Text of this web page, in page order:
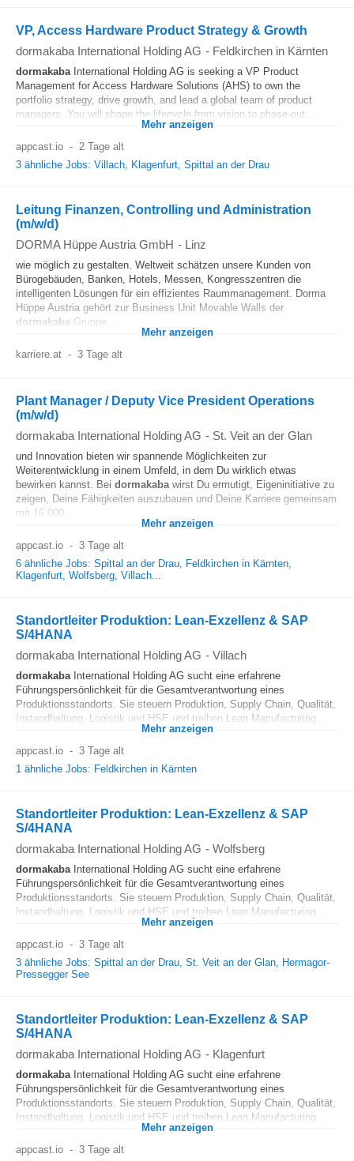
VP, Access Hardware Product Strategy & Growth
dormakaba International Holding AG - Feldkirchen in Kärnten
dormakabaInternational Holding AG is seeking a VP Product
Management for Access Hardware Solutions (AHS) to own the
portfolio strategy, drive growth, and lead a global team of product
managers. You will shape the lifecycle from vision to phase-out...
Mehr anzeigen
appcast.io - 2 Tage alt
3 ähnliche Jobs: Villach, Klagenfurt, Spittal an der Drau
Leitung Finanzen, Controlling und Administration
(m/w/d)
DORMA Hüppe Austria GmbH - Linz
wie möglich zu gestalten. Weltweit schätzen unsere Kunden von
Bürogebäuden, Banken, Hotels, Messen, Kongresszentren die
intelligenten Lösungen für ein effizientes Raummanagement. Dorma
Hüppe Austria gehört zur Business Unit Movable Walls der
dormakaba Gruppe...
Mehr anzeigen
karriere.at - 3 Tage alt
Plant Manager / Deputy Vice President Operations
(m/w/d)
dormakaba International Holding AG - St. Veit an der Glan
und Innovation bieten wir spannende Möglichkeiten zur
Weiterentwicklung in einem Umfeld, in dem Du wirklich etwas
bewirken kannst. Bei dormakabawirst Du ermutigt, Eigeninitiative zu
zeigen, Deine Fähigkeiten auszubauen und Deine Karriere gemeinsam
mit 16.000...
Mehr anzeigen
appcast.io - 3 Tage alt
6 ähnliche Jobs: Spittal an der Drau, Feldkirchen in Kärnten,
Klagenfurt, Wolfsberg, Villach...
Standortleiter Produktion: Lean-Exzellenz & SAP
S/4HANA
dormakaba International Holding AG - Villach
dormakabaInternational Holding AG sucht eine erfahrene
Führungspersönlichkeit für die Gesamtverantwortung eines
Produktionsstandorts. Sie steuern Produktion, Supply Chain, Qualität,
Instandhaltung, Logistik und HSE und treiben Lean Manufacturing...
Mehr anzeigen
appcast.io - 3 Tage alt
1 ähnliche Jobs: Feldkirchen in Kärnten
Standortleiter Produktion: Lean-Exzellenz & SAP
S/4HANA
dormakaba International Holding AG - Wolfsberg
dormakabaInternational Holding AG sucht eine erfahrene
Führungspersönlichkeit für die Gesamtverantwortung eines
Produktionsstandorts. Sie steuern Produktion, Supply Chain, Qualität,
Instandhaltung, Logistik und HSE und treiben Lean Manufacturing...
Mehr anzeigen
appcast.io - 3 Tage alt
3 ähnliche Jobs: Spittal an der Drau, St. Veit an der Glan, Hermagor-
Pressegger See
Standortleiter Produktion: Lean-Exzellenz & SAP
S/4HANA
dormakaba International Holding AG - Klagenfurt
dormakabaInternational Holding AG sucht eine erfahrene
Führungspersönlichkeit für die Gesamtverantwortung eines
Produktionsstandorts. Sie steuern Produktion, Supply Chain, Qualität,
Instandhaltung, Logistik und HSE und treiben Lean Manufacturing...
Mehr anzeigen
appcast.io - 3 Tage alt